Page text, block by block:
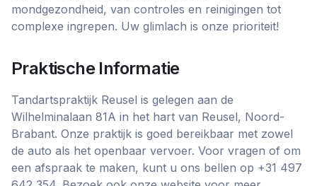
mondgezondheid, van controles en reinigingen tot
complexe ingrepen. Uw glimlach is onze prioriteit!
Praktische Informatie
Tandartspraktijk Reusel is gelegen aan de
Wilhelminalaan 81A in het hart van Reusel, Noord-
Brabant. Onze praktijk is goed bereikbaar met zowel
de auto als het openbaar vervoer. Voor vragen of om
een afspraak te maken, kunt u ons bellen op +31 497